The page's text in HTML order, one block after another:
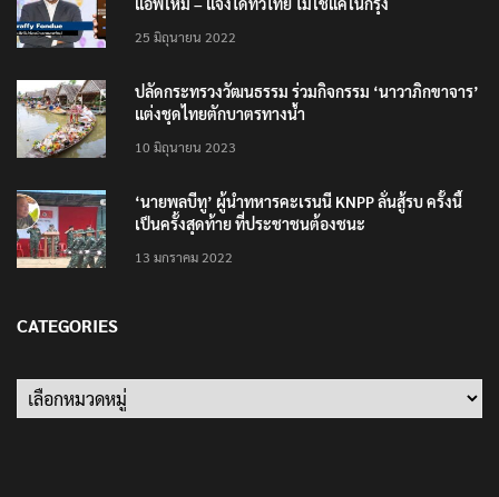
25 มิถุนายน 2022
ปลัดกระทรวงวัฒนธรรม ร่วมกิจกรรม ‘นาวาภิกขาจาร’
แต่งชุดไทยตักบาตรทางน้ำ
10 มิถุนายน 2023
‘นายพลบีทู’ ผู้นำทหารคะเรนนี KNPP ลั่นสู้รบ ครั้งนี้
เป็นครั้งสุดท้าย ที่ประชาชนต้องชนะ
13 มกราคม 2022
CATEGORIES
Categories